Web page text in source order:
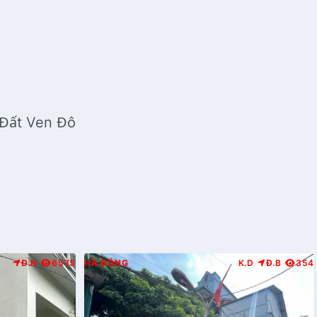
Ven Đô
Đ.N 6575 HÀ ĐÔNG K.D Đ.B 354